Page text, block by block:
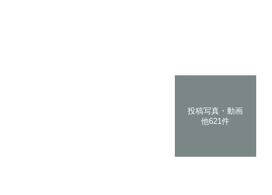
投稿写真・動画
他621件